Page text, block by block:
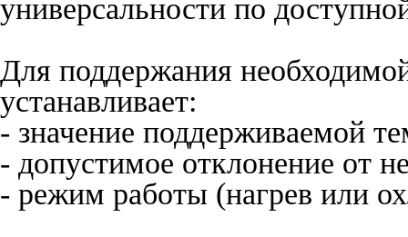
универсальности по
Для поддержания
устанавливает:
- значение поддерживаемой
- допустимое отклонение от
- режим работы (нагрев или